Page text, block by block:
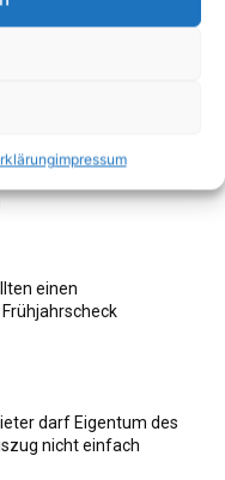
impressum
– Die
einen
darf Eigentum des
nicht einfach